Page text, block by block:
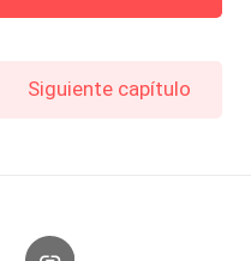
Siguiente capítulo